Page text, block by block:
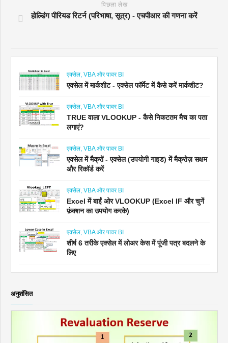
पिछला लेख
होल्डिंग पीरियड रिटर्न (परिभाषा, सूत्र) - एचपीआर की गणना करें
एक्सेल, VBA और पावर BI
एक्सेल में मार्कशीट - एक्सेल फॉर्मेट में कैसे करें मार्कशीट?
एक्सेल, VBA और पावर BI
TRUE वाला VLOOKUP - कैसे निकटतम मैच का पता
लगाएं?
एक्सेल, VBA और पावर BI
एक्सेल में मैक्रों - एक्सेल (उपयोगी गाइड) में मैक्रोज़ सक्षम
और रिकॉर्ड करें
एक्सेल, VBA और पावर BI
Excel में बाईं ओर VLOOKUP (Excel IF और चुनें
फ़ंक्शन का उपयोग करके)
एक्सेल, VBA और पावर BI
शीर्ष 6 तरीके एक्सेल में लोअर केस में पूंजी पत्र बदलने के
लिए
अनुशंसित